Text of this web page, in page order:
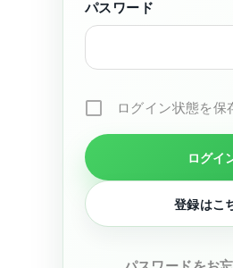
パスワード
ログイン状態を保
登録はこ